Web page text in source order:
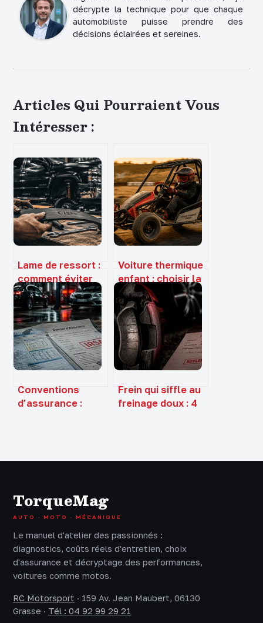
décrypte la technique pour que chaque
automobiliste puisse prendre des
décisions éclairées et sereines.
Articles Qui Pourraient Vous
Intéresser :
Lame de ressort :
comment éviter
l’affaissement,
sécuriser la
charge et choisir
le bon modèle ?
Voiture thermique
enfant : choisir la
puissance idéale
et garantir la
sécurité du pilote
Conventions
d’assurance :
Frein qui siffle au
freinage doux : 4
TorqueMag
AUTO · MOTO · MÉCANIQUE
Le manuel d'atelier des passionnés :
diagnostics, coûts réels d'entretien, choix
d'assurance et décryptage des performances,
voitures comme motos.
RC Motorsport · 159 Av. Jean Maubert, 06130
Grasse · Tél : 04 92 99 29 21